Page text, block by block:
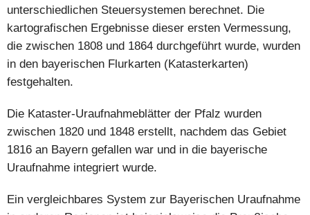
unterschiedlichen Steuersystemen berechnet. Die
kartografischen Ergebnisse dieser ersten Vermessung,
die zwischen 1808 und 1864 durchgeführt wurde, wurden
in den bayerischen Flurkarten (Katasterkarten)
festgehalten.
Die Kataster-Uraufnahmeblätter der Pfalz wurden
zwischen 1820 und 1848 erstellt, nachdem das Gebiet
1816 an Bayern gefallen war und in die bayerische
Uraufnahme integriert wurde.
Ein vergleichbares System zur Bayerischen Uraufnahme